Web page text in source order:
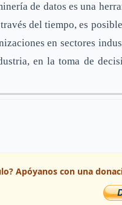
de datos es una
del tiempo, es
en sectores
en la toma de
Apóyanos con una